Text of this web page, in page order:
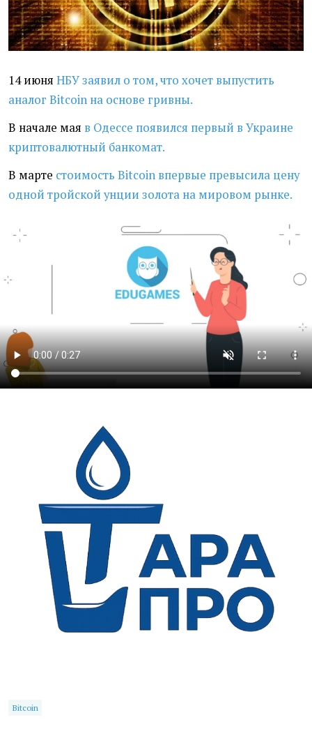
14 июня НБУ заявил о том, что хочет выпустить
аналог Bitcoin на основе гривны.
В начале мая в Одессе появился первый в Украине
криптовалютный банкомат.
В марте стоимость Bitcoin впервые превысила цену
одной тройской унции золота на мировом рынке.
Bitcoin